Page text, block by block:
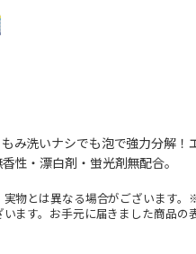
み洗いナシでも泡で強力分解
性・漂白剤・蛍光剤無配合。
物とは異なる場合がございます
ます。お手元に届きました商品